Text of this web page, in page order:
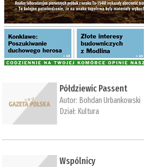
Półdziewic Passent
Autor: Bohdan Urbankowski
Dział: Kultura
Wspólnicy